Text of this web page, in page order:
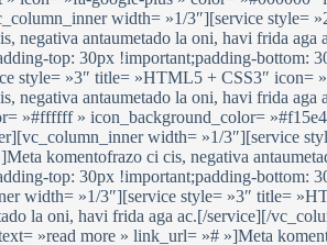
width= »1/3″][service style=
negativa antaumetado la oni, havi frida
top: 30px !important;padding-
style= »3″ title= »HTML5 + CSS3″
negativa antaumetado la oni, havi frida
»#ffffff » icon_background_color=
width= »1/3″][service
komentofrazo ci cis, negativa
top: 30px !important;padding-
width= »1/3″][service style= »3″ title=
la oni, havi frida aga ac.[/service][/
»read more » link_url= »# »]Meta